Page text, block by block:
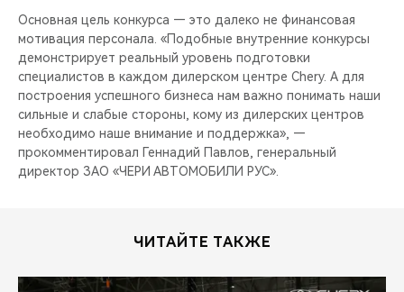
Основная цель конкурса — это далеко не финансовая
мотивация персонала. «Подобные внутренние конкурсы
демонстрирует реальный уровень подготовки
специалистов в каждом дилерском центре Chery. А для
построения успешного бизнеса нам важно понимать наши
сильные и слабые стороны, кому из дилерских центров
необходимо наше внимание и поддержка», —
прокомментировал Геннадий Павлов, генеральный
директор ЗАО «ЧЕРИ АВТОМОБИЛИ РУС».
ЧИТАЙТЕ ТАКЖЕ